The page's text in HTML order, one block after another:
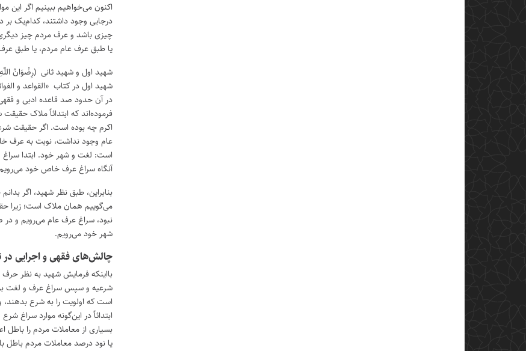
اکنون می‌خواهیم ببینیم اگر
درجایی وجود داشتند، کدام‌یک
چیزی باشد و عرف مردم چیز
یا طبق عرف عام مردم، یا طبق
شهید اول و شهید ثانی (رِضْوَانُ
شهید اول در کتاب «القواعد و
در آن حدود صد قاعده ادبی و
فرموده‌اند که ابتدائاً ملاک حقیقت
اکرم چه بوده است. اگر حقیقت
عام وجود نداشت، نوبت به
است: لغت و شهر خود. ابتدا
آنگاه سراغ عرف خاص خود
بنابراین، طبق نظر شهید، اگر
می‌گوییم همان ملاک است؛ زیرا
نبود، سراغ عرف عام می‌رویم و
شهر خود می‌رویم.
چالش‌های فقهی و اجرایی
بااینکه فرمایش شهید به نظر
شرعیه و سپس سراغ عرف و لغت
است که اولویت را به شرع
ابتدائاً در این‌گونه موارد سراغ
بسیاری از معاملات مردم را باطل
یا نود درصد معاملات مردم باطل